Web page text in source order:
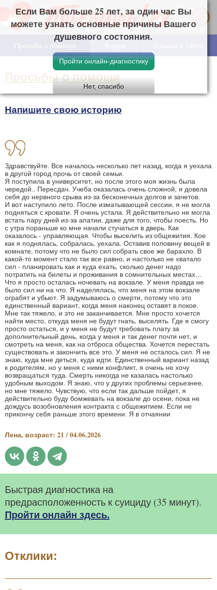
Если Вам больше 25 лет, за один час Вы
можете узнать основные причины Вашего
душевного состояния.
Просьбы о помощи
Просьбы о помощи
Напишите свою историю
Здравствуйте. Все началось несколько лет назад, когда я уехала
в другой город прочь от своей семьи.
Я поступила в университет, но после этого моя жизнь была
чередой.. Пересдач. Учеба оказалась очень сложной, я довела
себя до нервного срыва из-за бесконечных долгов и зачетов.
И вот наступило лето. После изматывающей сессии, я не могла
подняться с кровати. Я очень устала. Я действительно не могла
встать пару дней из-за апатии, даже для того, чтобы поесть. Но
с утра пораньше ко мне начали стучаться в дверь. Как
оказалось - управляющая. Чтобы выселить из общежития. Кое
как я поднялась, собралась, уехала. Оставив половину вещей в
комнате, потому что не было сил собрать свое же барахло. В
какой-то момент стало так все равно, и настолько не хватало
сил - планировать как и куда ехать, сколько денег надо
потратить на билеты и проживания в сомнительных местах…
Что я просто осталась ночевать на вокзале. У меня правда не
было сил ни на что. Я наделялась, что меня на этом вокзале
ограбят и убьют. Я задумываюсь о смерти, потому что это
единственный вариант, когда меня наконец оставят в покое.
Мне так тяжело, и это не заканчивается. Мне просто хочется
найти место, откуда меня не будут гнать, выселять. Где я смогу
просто остаться, и у меня не будут требовать плату за
дополнительный день, когда у меня и так денег почти нет, и
смотреть на меня, как на отброса общества. Хочется перестать
существовать и закончить все это. У меня не осталось сил. Я не
знаю, куда мне деться, куда идти. Единственный вариант назад
к родителям, но у меня с ними конфликт, я очень не хочу
возвращаться туда. Смерть никогда не казалась настолько
удобным выходом. Я знаю, что у других проблемы серьезнее,
но мне тяжело. Чувствую, что если так дальше пойдет, я
действительно буду бомжевать на вокзале до осени, пока не
дождусь возобновления контракта с общежитием. Если не
прикончу себя раньше этого времени. Я в отчаянии
Лена, возраст: 21 / 04.06.2026
Быстрая диагностика на
предрасположенность к суициду (35 минут).
Пройти онлайн здесь.
Отклики: